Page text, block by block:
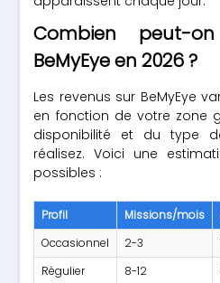
Combien peut-
BeMyEye en 2026 ?
Les revenus sur BeMyEye
en fonction de votre zone
disponibilité et du type
réalisez. Voici une
possibles :
Profil Missions/mois
Occasionnel
2-3
Régulier
8-12